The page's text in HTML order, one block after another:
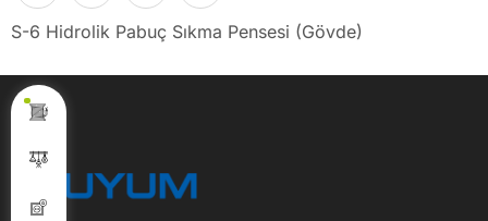
S-6 Hidrolik Pabuç Sıkma Pensesi (Gövde)